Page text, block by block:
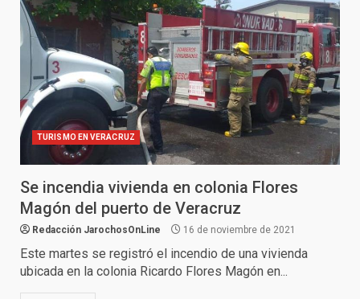
TURISMO EN VERACRUZ
Se incendia vivienda en colonia Flores
Magón del puerto de Veracruz
Redacción JarochosOnLine 16 de noviembre de 2021
Este martes se registró el incendio de una vivienda
ubicada en la colonia Ricardo Flores Magón en...